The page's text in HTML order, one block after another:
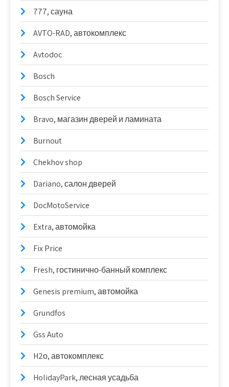
777, сауна
AVTO-RAD, автокомплекс
Avtodoc
Bosch
Bosch Service
Bravo, магазин дверей и ламината
Burnout
Chekhov shop
Dariano, салон дверей
DocMotoService
Extra, автомойка
Fix Price
Fresh, гостинично-банный комплекс
Genesis premium, автомойка
Grundfos
Gss Auto
H2о, автокомплекс
HolidayPark, лесная усадьба